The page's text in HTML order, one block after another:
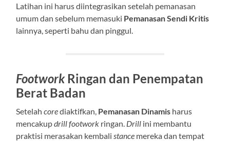
Latihan ini harus diintegrasikan setelah pemanasan
umum dan sebelum memasuki Pemanasan Sendi Kritis
lainnya, seperti bahu dan pinggul.
FootworkRingan dan Penempatan
Berat Badan
Setelahcorediaktifkan, Pemanasan Dinamis harus
mencakupdrillfootwork ringan. Drill ini membantu
praktisi merasakan kembali stance mereka dan tempat